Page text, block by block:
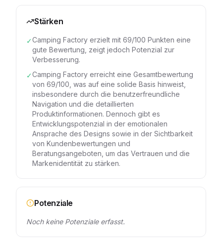
Stärken
✓Camping Factory erzielt mit 69/100 Punkten eine
gute Bewertung, zeigt jedoch Potenzial zur
Verbesserung.
✓Camping Factory erreicht eine Gesamtbewertung
von 69/100, was auf eine solide Basis hinweist,
insbesondere durch die benutzerfreundliche
Navigation und die detaillierten
Produktinformationen. Dennoch gibt es
Entwicklungspotenzial in der emotionalen
Ansprache des Designs sowie in der Sichtbarkeit
von Kundenbewertungen und
Beratungsangeboten, um das Vertrauen und die
Markenidentität zu stärken.
Potenziale
Noch keine Potenziale erfasst.